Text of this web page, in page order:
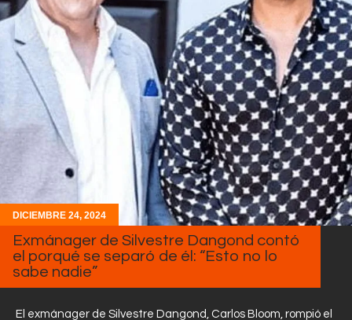
Programas
Noticias
Equipo
Sobre Nosotros
Contactos
DICIEMBRE 24, 2024
Exmánager de Silvestre Dangond contó
el porqué se separó de él: “Esto no lo
sabe nadie”
El exmánager de Silvestre Dangond, Carlos Bloom, rompió el